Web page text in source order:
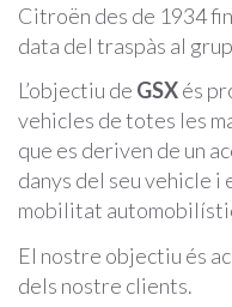
Citroën des de 1934
data del traspàs al
L’objectiu de GSXés
vehicles de totes les
que es deriven de un
danys del seu vehicle i
mobilitat
El nostre objectiu és
dels nostre clients.